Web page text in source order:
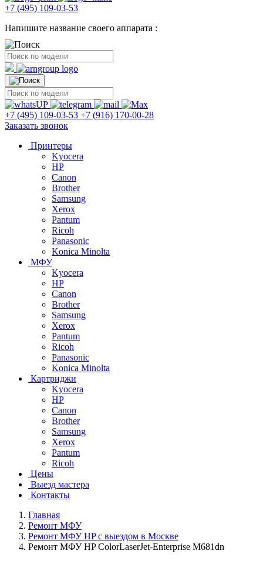
+7 (495) 109-03-53
Напишите название своего аппарата :
+7 (495) 109-03-53 +7 (916) 170-00-28
Заказать звонок
Принтеры
Kyocera
HP
Canon
Brother
Samsung
Xerox
Pantum
Ricoh
Panasonic
Konica Minolta
МФУ
Kyocera
HP
Canon
Brother
Samsung
Xerox
Pantum
Ricoh
Panasonic
Konica Minolta
Картриджи
Kyocera
HP
Canon
Brother
Samsung
Xerox
Pantum
Ricoh
Цены
Выезд мастера
Контакты
Главная
Ремонт МФУ
Ремонт МФУ HP с выездом в Москве
Ремонт МФУ HP ColorLaserJet-Enterprise M681dn